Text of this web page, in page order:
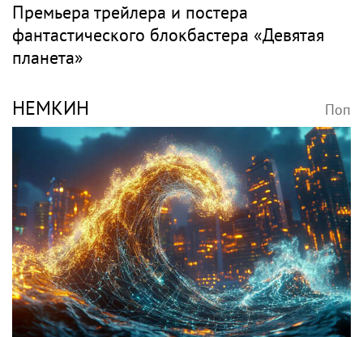
Премьера трейлера и постера
фантастического блокбастера «Девятая
планета»
НЕМКИН Поп